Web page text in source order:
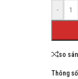
HOT
No page
Small
Products list
-
so
Thông